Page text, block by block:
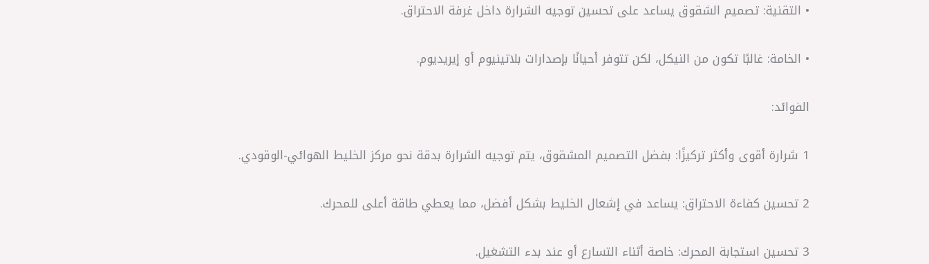
• التقنية: تصميم الشقوق يساعد على تحسين توجيه الشرارة داخل غرفة الاحتراق.
• الخامة: غالبًا تكون من النيكل، لكن تتوفر أحيانًا بإصدارات بلاتينيوم أو إيريديوم.
الفوائد:
1 شرارة أقوى وأكثر تركيزًا: بفضل التصميم المشقوق، يتم توجيه الشرارة بدقة نحو مركز الخليط الهوائي-الوقودي.
2 تحسين كفاءة الاحتراق: يساعد في إشعال الخليط بشكل أفضل، مما يعطي طاقة أعلى للمحرك.
3 تحسين استجابة المحرك: خاصة أثناء التسارع أو عند بدء التشغيل.